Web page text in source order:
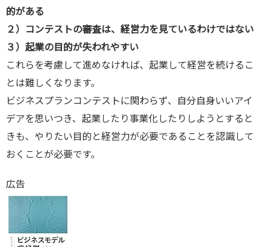
的がある
２）コンテストの審査は、経営力を見ているわけではない
３）起業の目的が失われやすい
これらを考慮して進めなければ、起業して経営を続けるこ
とは難しくなります。
ビジネスプランコンテストに関わらず、自分自身いいアイ
デアを思いつき、起業したり事業化したりしようとすると
きも、やりたい目的と経営力が必要であることを認識して
おくことが必要です。
広告